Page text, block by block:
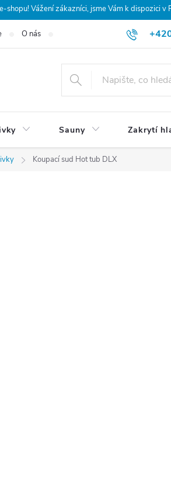
shopu! Vážení zákazníci, jsme Vám k dispozici
O nás Hodnocení obchodu
Sauny Zakrytí
Koupací sud Hot tub DLX